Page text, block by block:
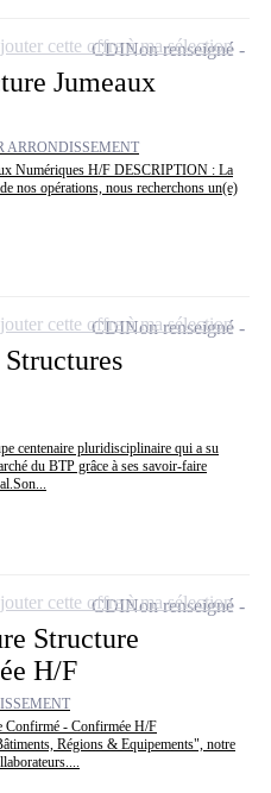
Jumeaux
ARRONDISSEMENT
Numériques H/F DESCRIPTION : La
nos opérations, nous recherchons un(e)
CDINon renseigné
cette offre à ma sélection
centenaire pluridisciplinaire qui a su
du BTP grâce à ses savoir-faire
CDINon renseigné
cette offre à ma sélection
Structure
H/F
Confirmé - Confirmée H/F
Régions & Equipements", notre
CDINon renseigné
cette offre à ma sélection